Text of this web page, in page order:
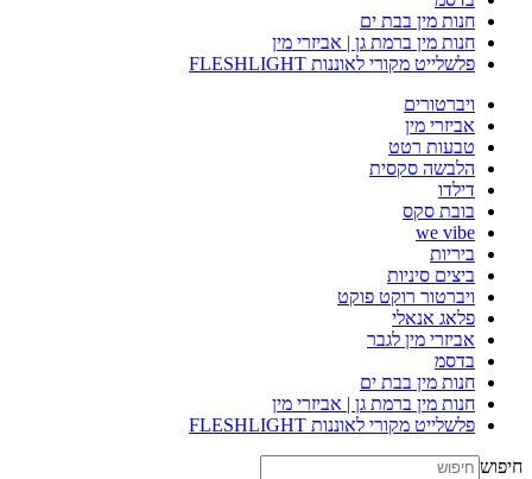
חנות מין בבת ים
חנות מין ברמת גן | אביזרי מין
פלשלייט מקורי לאוננות FLESHLIGHT
ויברטורים
אביזרי מין
טבעות רטט
הלבשה סקסית
דילדו
בובת סקס
we vibe
ביריות
ביצים סיניות
ויברטור רוקט פוקט
פלאג אנאלי
אביזרי מין לגבר
בדסמ
חנות מין בבת ים
חנות מין ברמת גן | אביזרי מין
פלשלייט מקורי לאוננות FLESHLIGHT
חיפוש